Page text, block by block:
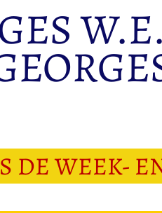
DE WEEK-